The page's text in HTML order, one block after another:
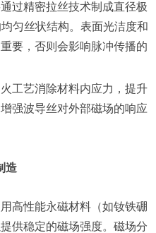
过精密拉丝技术制成直径极
匀丝状结构。表面光洁度和
要，否则会影响脉冲传播的
工艺消除材料内应力，提升
强波导丝对外部磁场的响应
造
高性能永磁材料（如钕铁硼
供稳定的磁场强度。磁场分